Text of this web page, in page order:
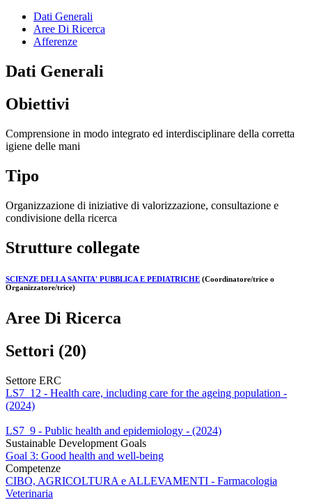
Dati Generali
Aree Di Ricerca
Afferenze
Dati Generali
Obiettivi
Comprensione in modo integrato ed interdisciplinare della corretta
igiene delle mani
Tipo
Organizzazione di iniziative di valorizzazione, consultazione e
condivisione della ricerca
Strutture collegate
SCIENZE DELLA SANITA' PUBBLICA E PEDIATRICHE (Coordinatore/trice o
Organizzatore/trice)
Aree Di Ricerca
Settori (20)
Settore ERC
LS7_12 - Health care, including care for the ageing population -
(2024)
LS7_9 - Public health and epidemiology - (2024)
Sustainable Development Goals
Goal 3: Good health and well-being
Competenze
CIBO, AGRICOLTURA e ALLEVAMENTI - Farmacologia
Veterinaria